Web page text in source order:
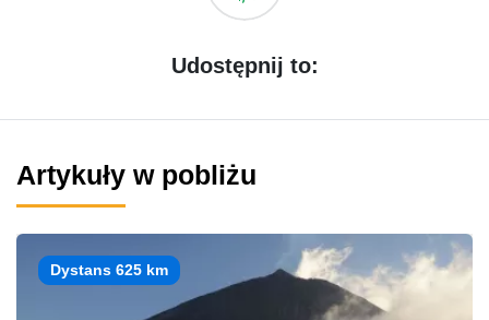
Udostępnij to:
Artykuły w pobliżu
Dystans 625 km